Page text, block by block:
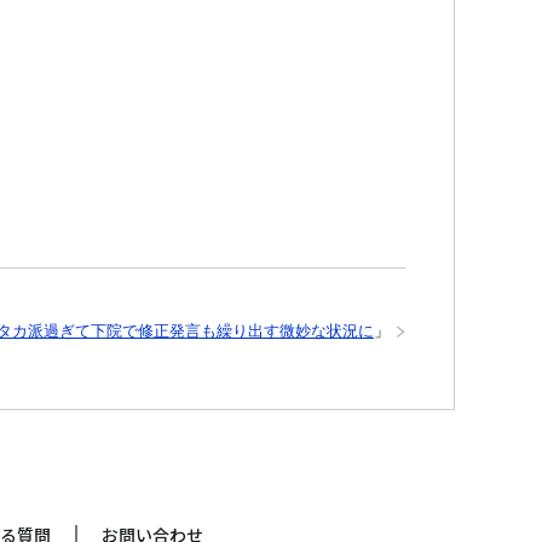
カ派過ぎて下院で修正発言も繰り出す微妙な状況に 」
質問 お問い合わせ